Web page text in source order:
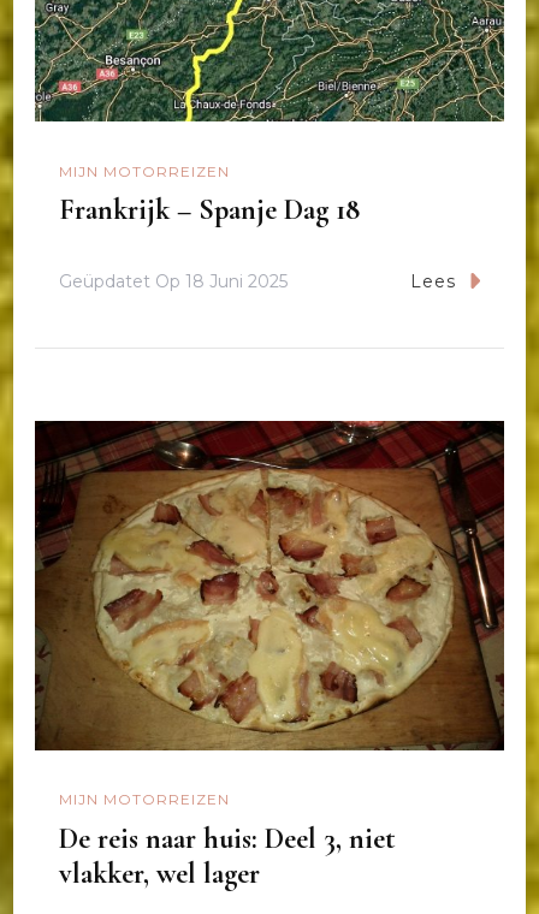
MIJN MOTORREIZEN
Frankrijk – Spanje Dag 18
Geüpdatet Op 18 Juni 2025 Lees
MIJN MOTORREIZEN
De reis naar huis: Deel 3, niet
vlakker, wel lager